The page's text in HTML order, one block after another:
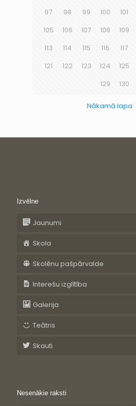
97
98 99 100 101
105
106 107 108 109
113
114 115 116 117
121
122 123 124 125
129
130
Nākamā lapa
Izvēlne
Jaunumi
Skola
Skolēnu pašpārvalde
Interešu izglītība
Galerija
Teātris
Skauti
Nesenākie raksti